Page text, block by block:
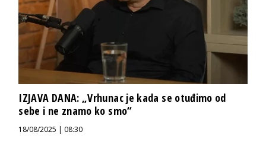
IZJAVA DANA: „Vrhunac je kada se otuđimo od
sebe i ne znamo ko smo“
18/08/2025 | 08:30